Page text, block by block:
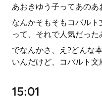
あおきゆう子ってあのあ
なんかそもそもコバル
って、それで人気だった
でなんかさ、え?どんな
いんだけど、コバルト
15:01